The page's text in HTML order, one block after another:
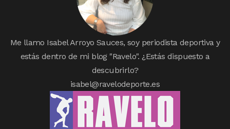
Me llamo Isabel Arroyo Sauces, soy periodista deportiva y
estás dentro de mi blog "Ravelo". ¿Estás dispuesto a
descubrirlo?
isabel@ravelodeporte.es